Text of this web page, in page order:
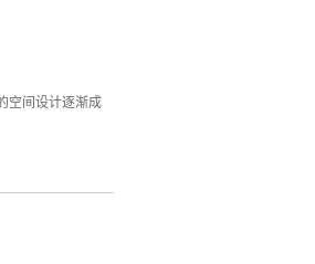
虑颜色对北京
向上照明等
品分为观赏装饰
空间设计逐渐成
的情况上特色个
调对于北京办